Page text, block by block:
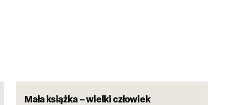
Mała książka – wielki człowiek